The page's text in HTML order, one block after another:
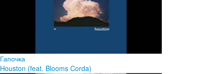
Гапочка
Houston (feat. Blooms Corda)